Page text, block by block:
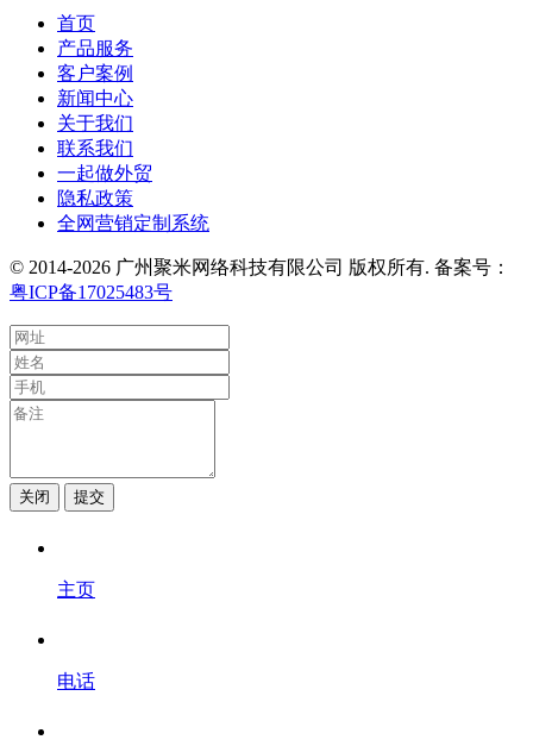
首页
产品服务
客户案例
新闻中心
关于我们
联系我们
一起做外贸
隐私政策
全网营销定制系统
© 2014-2026 广州聚米网络科技有限公司 版权所有. 备案号：
粤ICP备17025483号
关闭 提交
主页
电话